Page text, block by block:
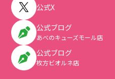
公式X
公式ブログ
あべのキューズモール店
公式ブログ
枚方ビオルネ店